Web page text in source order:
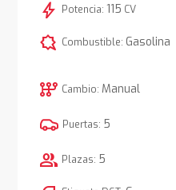
bolt Potencia: 115 CV
comic_bubble Combustible: Gasolina
auto_transmission Cambio: Manual
Puertas: 5
group Plazas: 5